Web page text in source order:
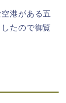
港がある五
たので御覧